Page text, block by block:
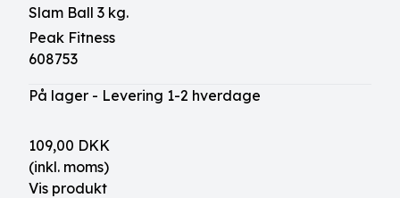
Slam Ball 3 kg.
Peak Fitness
608753
På lager - Levering 1-2 hverdage
109,00 DKK
(inkl. moms)
Vis produkt